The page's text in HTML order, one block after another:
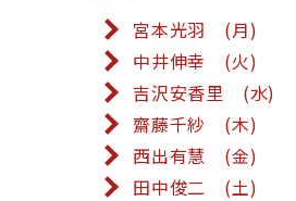
宮本光羽 (月)
中井伸幸 (火)
吉沢安香里 (水)
齋藤千紗 (木)
西出有慧 (金)
田中俊二 (土)